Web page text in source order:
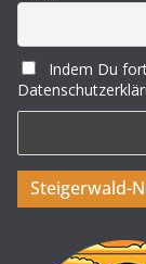
Indem Du
Steigerwald-